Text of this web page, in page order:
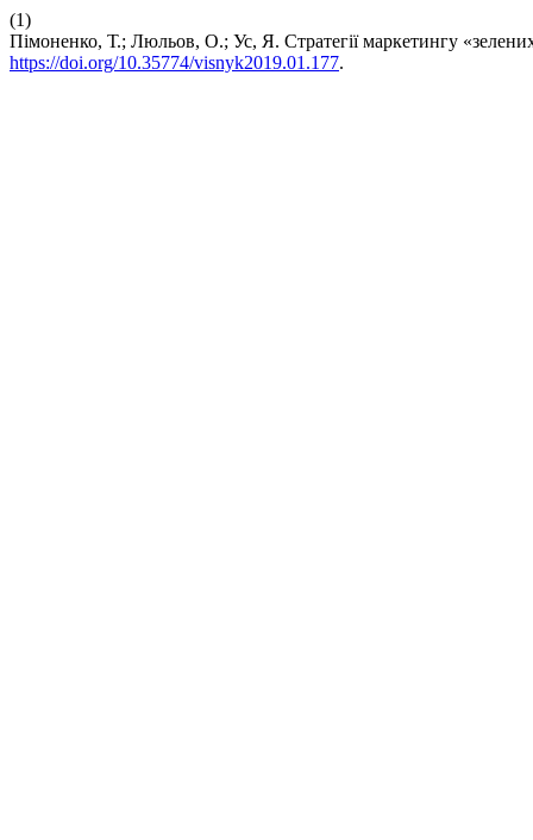
(1)
Пімоненко, Т.; Люльов, О.; Ус, Я. Стратегії маркетингу
https://doi.org/10.35774/visnyk2019.01.177.